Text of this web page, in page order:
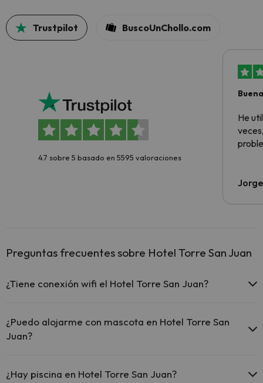
Trustpilot BuscoUnChollo.com
4.7 sobre 5 basado en 5595 valoraciones
He
Preguntas frecuentes sobre Hotel Torre San Juan
¿Tiene conexión wifi el Hotel Torre San Juan?
hotel.
El Hotel Torre San Juan ofrece Wi-Fi gratuito en zonas
¿Puedo alojarme con mascota en Hotel Torre San
Juan?
¿Hay piscina en Hotel Torre San Juan?